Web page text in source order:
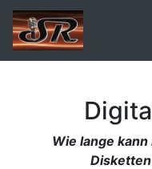
Wie lange